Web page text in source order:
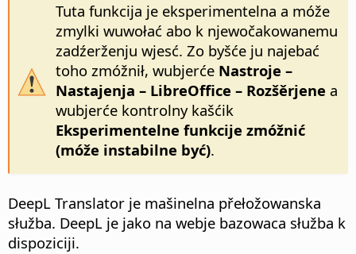
Tuta funkcija je eksperimentelna a móže
zmylki wuwołać abo k njewočakowanemu
zadźerženju wjesć. Zo byšće ju najebać
toho zmóžnił, wubjerće Nastroje –
Nastajenja – LibreOffice – Rozšěrjene a
wubjerće kontrolny kašćik
Eksperimentelne funkcije zmóžnić
(móže instabilne być).
DeepL Translator je mašinelna přełožowanska
słužba. DeepL je jako na webje bazowaca słužba k
dispoziciji.